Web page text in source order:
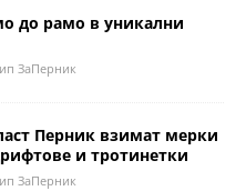
до рамо в уникални
ЗаПерник
Перник взимат мерки
и тротинетки
ЗаПерник